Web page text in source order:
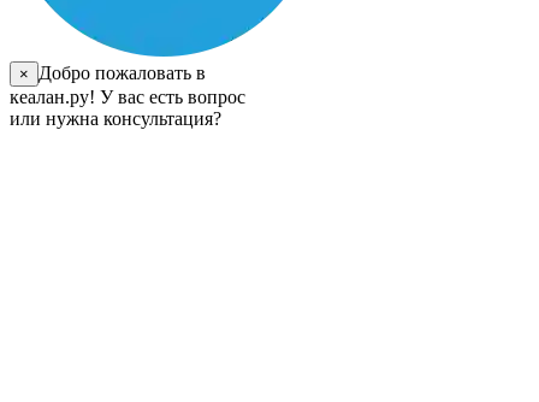
×
Добро пожаловать в
кеалан.ру! У вас есть вопрос
или нужна консультация?